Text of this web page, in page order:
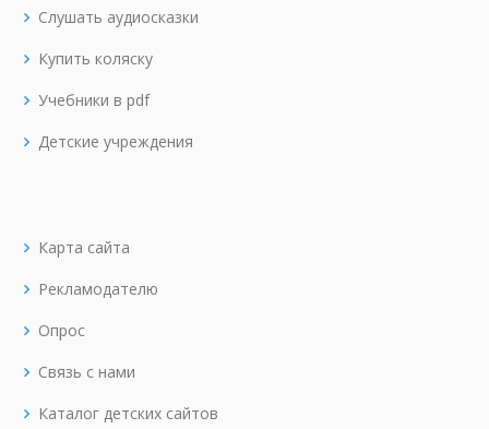
Слушать аудиосказки
Купить коляску
Учебники в pdf
Детские учреждения
Карта сайта
Рекламодателю
Опрос
Связь с нами
Каталог детских сайтов